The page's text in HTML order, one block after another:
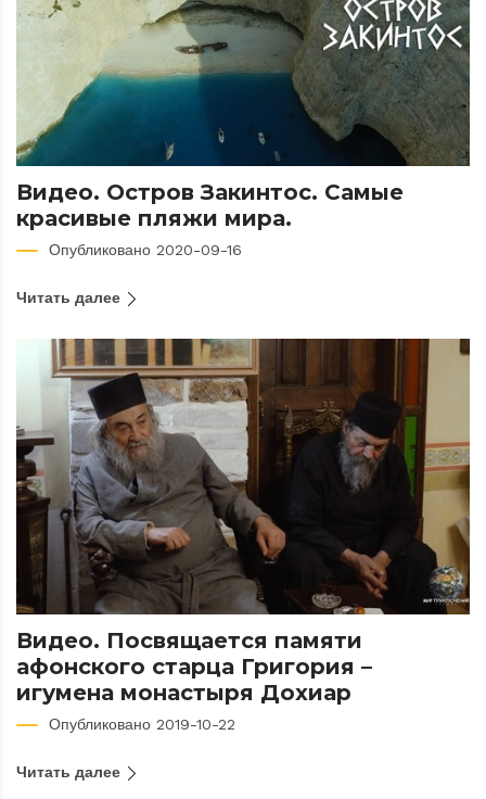
Видео. Остров Закинтос. Самые
красивые пляжи мира.
Опубликовано 2020-09-16
Читать далее
Видео. Посвящается памяти
афонского старца Григория –
игумена монастыря Дохиар
Опубликовано 2019-10-22
Читать далее